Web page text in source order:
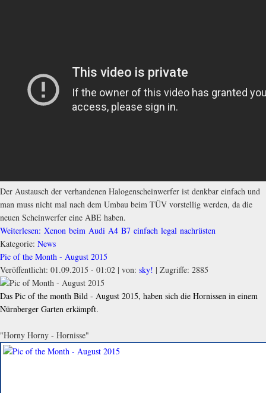
Der Austausch der verhandenen Halogenscheinwerfer ist denkbar einfach und
man muss nicht mal nach dem Umbau beim TÜV vorstellig werden, da die
neuen Scheinwerfer eine ABE haben.
Weiterlesen: Xenon beim Audi A4 B7 einfach legal nachrüsten
Kategorie: News
Pic of the Month - August 2015
Veröffentlicht: 01.09.2015 - 01:02 | von: sky! | Zugriffe: 2885
Das Pic of the month Bild - August 2015, haben sich die Hornissen in einem
Nürnberger Garten erkämpft.
"Horny Horny - Hornisse"